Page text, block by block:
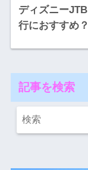
ディズニー
行におすすめ？
記事を検索